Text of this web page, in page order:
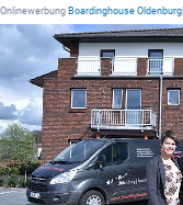
Onlinewerbung Boardinghouse Oldenburg